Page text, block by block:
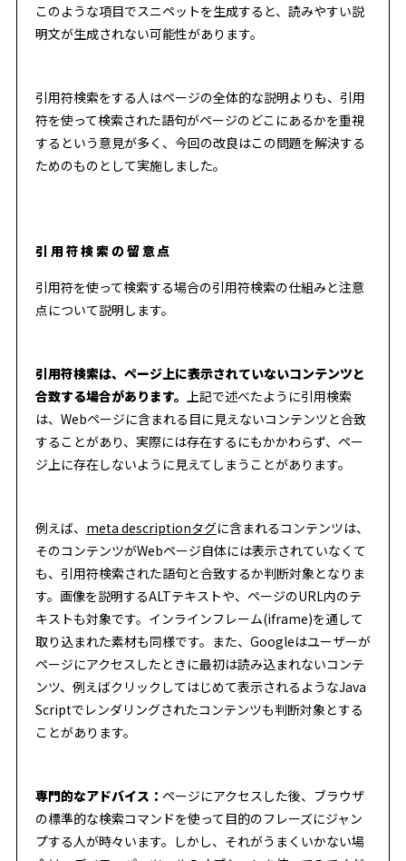
このような項目でスニペットを生成すると、読みやすい説
明文が生成されない可能性があります。
引用符検索をする人はページの全体的な説明よりも、引用
符を使って検索された語句がページのどこにあるかを重視
するという意見が多く、今回の改良はこの問題を解決する
ためのものとして実施しました。
引用符検索の留意点
引用符を使って検索する場合の引用符検索の仕組みと注意
点について説明します。
引用符検索は、ページ上に表示されていないコンテンツと
合致する場合があります。 上記で述べたように引用検索
は、Webページに含まれる目に見えないコンテンツと合致
することがあり、実際には存在するにもかかわらず、ペー
ジ上に存在しないように見えてしまうことがあります。
例えば、 meta descriptionタグに含まれるコンテンツは、
そのコンテンツがWebページ自体には表示されていなくて
も、引用符検索された語句と合致するか判断対象となりま
す。画像を説明するALTテキストや、ページのURL内のテ
キストも対象です。インラインフレーム(iframe)を通して
取り込まれた素材も同様です。また、Googleはユーザーが
ページにアクセスしたときに最初は読み込まれないコンテ
ンツ、例えばクリックしてはじめて表示されるようなJava
Scriptでレンダリングされたコンテンツも判断対象とする
ことがあります。
専門的なアドバイス： ページにアクセスした後、ブラウザ
の標準的な検索コマンドを使って目的のフレーズにジャン
プする人が時々います。しかし、それがうまくいかない場